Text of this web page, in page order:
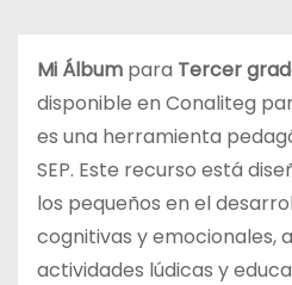
Mi Álbum para Tercer
disponible en Conaliteg
es una herramienta
SEP. Este recurso está
los pequeños en el
cognitivas y emocionales,
actividades lúdicas y